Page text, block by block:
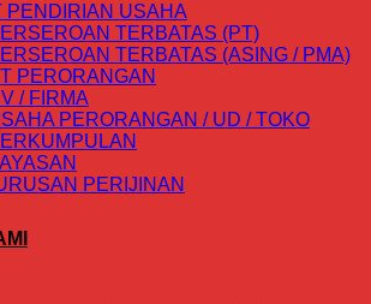
PENDIRIAN USAHA
TERBATAS (PT)
TERBATAS (ASING / PMA)
PERORANGAN
/ FIRMA
PERORANGAN / UD / TOKO
PERIJINAN